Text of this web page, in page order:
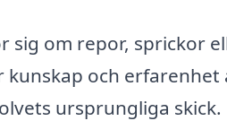
sig om repor, sprickor
kunskap och
ursprungliga skick.